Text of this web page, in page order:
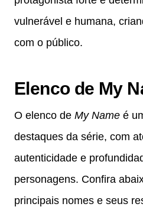
vulnerável e humana,
com o público.
Elenco de My
O elenco de My Name é
destaques da série, com
autenticidade e
personagens. Confira
principais nomes e seus